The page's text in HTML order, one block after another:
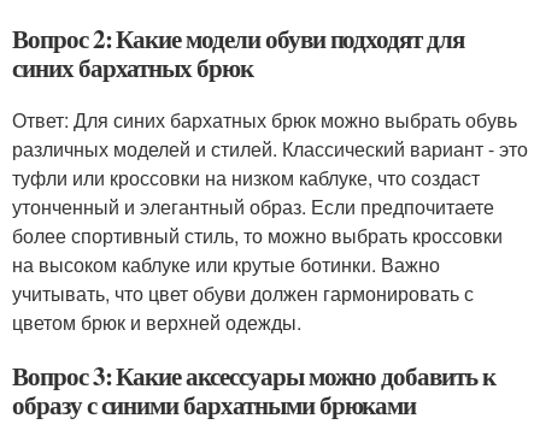
Вопрос 2: Какие модели обуви подходят для
синих бархатных брюк
Ответ: Для синих бархатных брюк можно выбрать обувь
различных моделей и стилей. Классический вариант - это
туфли или кроссовки на низком каблуке, что создаст
утонченный и элегантный образ. Если предпочитаете
более спортивный стиль, то можно выбрать кроссовки
на высоком каблуке или крутые ботинки. Важно
учитывать, что цвет обуви должен гармонировать с
цветом брюк и верхней одежды.
Вопрос 3: Какие аксессуары можно добавить к
образу с синими бархатными брюками